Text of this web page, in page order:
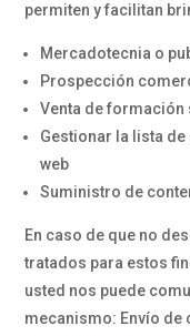
permiten y facilitan
Mercadotecnia o
Prospección
Venta de
Gestionar la lista
web
Suministro de
En caso de que no
tratados para estos
usted nos puede
mecanismo: Envío de